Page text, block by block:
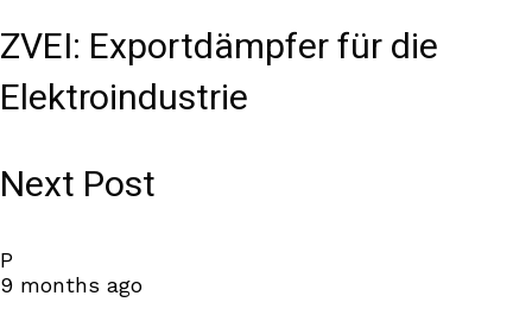
ZVEI: Exportdämpfer für die
Elektroindustrie
Next Post
P
9 months ago